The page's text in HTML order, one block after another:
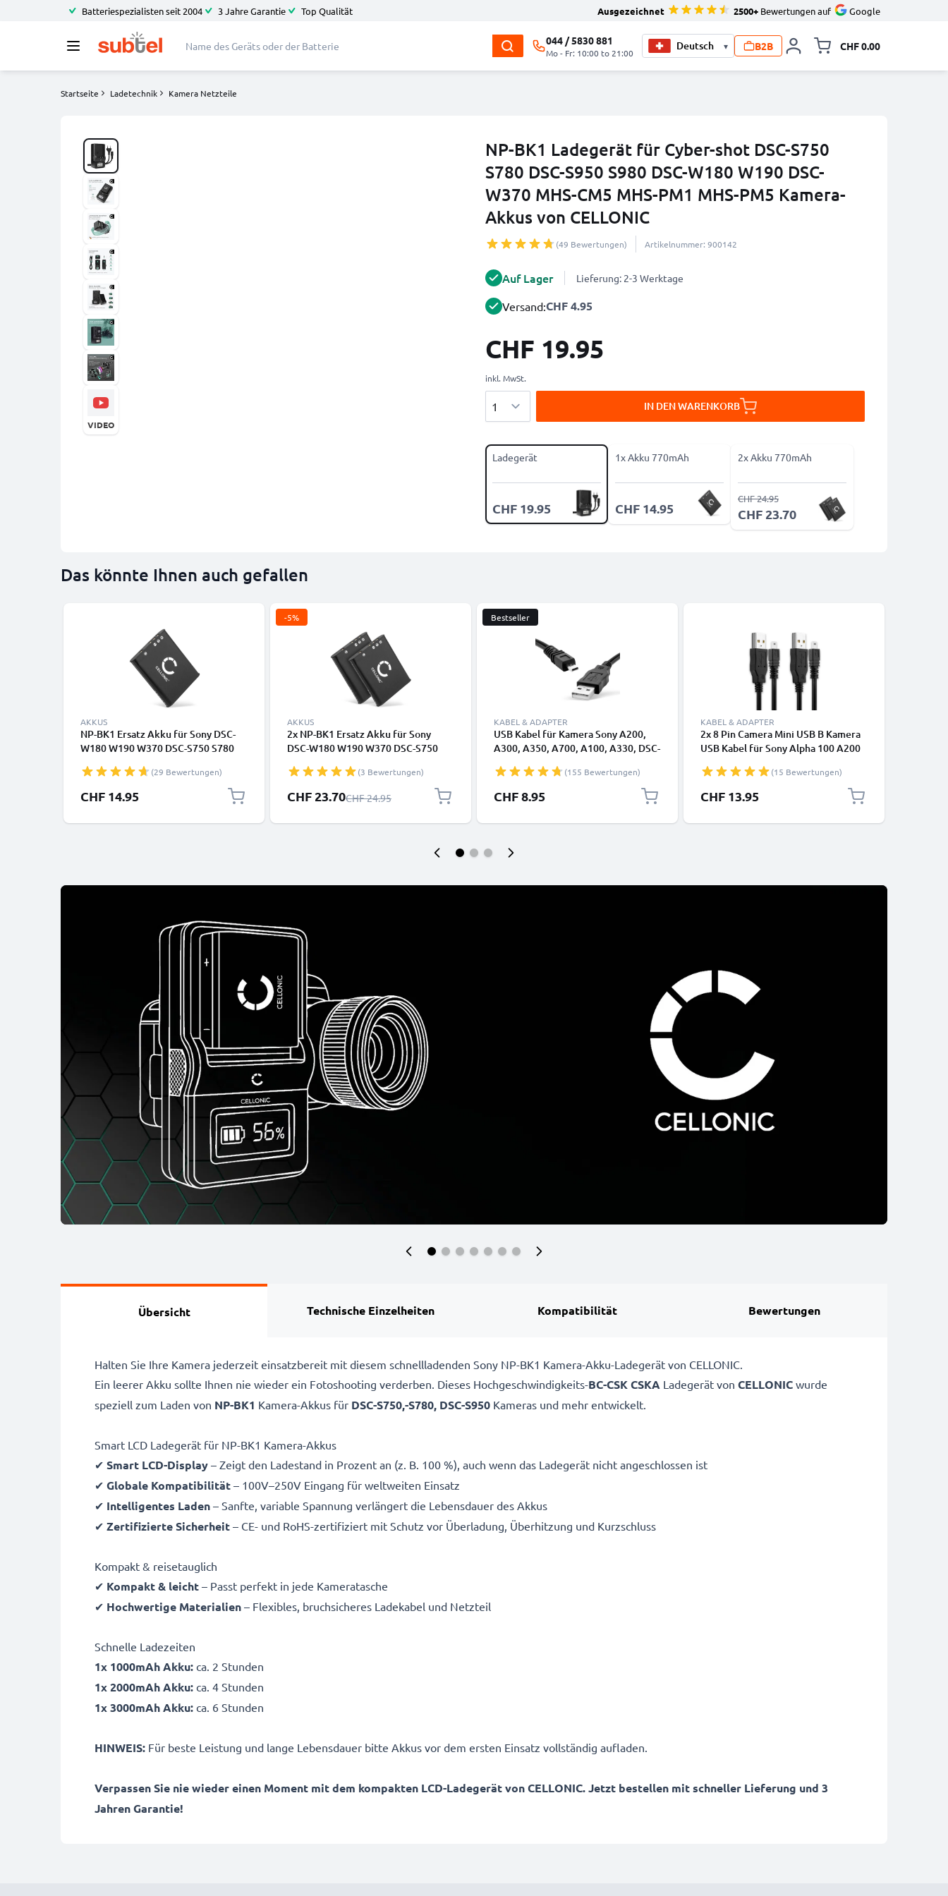
Batteriespezialisten seit 2004 3 Jahre Garantie Top Qualität Ausgezeichnet 2500+ Bewertungen auf Google
044 / 5830 881
Mo - Fr: 10:00 to 21:00
▾ B2B CHF 0.00
Startseite Ladetechnik Kamera Netzteile
NP-BK1 Ladegerät für Cyber-shot DSC-S750
S780 DSC-S950 S980 DSC-W180 W190 DSC-
W370 MHS-CM5 MHS-PM1 MHS-PM5 Kamera-
Akkus von CELLONIC
(49 Bewertungen) Artikelnummer: 900142
VIDEO
Auf Lager Lieferung: 2-3 Werktage
Versand:CHF 4.95
CHF 19.95
inkl. MwSt.
IN DEN WARENKORB
Ladegerät
CHF 19.95
1x Akku 770mAh
CHF 14.95
2x Akku 770mAh
CHF 23.70
CHF 24.95
Das könnte Ihnen auch gefallen
AKKUS
NP-BK1 Ersatz Akku für Sony DSC-
W180 W190 W370 DSC-S750 S780
Webbie - Kamera Ersatzakku -
Kameraakku 770mAh, Batterie
(29 Bewertungen)
CHF 14.95
-5%
AKKUS
2x NP-BK1 Ersatz Akku für Sony
DSC-W180 W190 W370 DSC-S750
PM1 Webbie - Kamera Ersatzakku -
Kameraakku 770mAh, Batterie
(3 Bewertungen)
Sonderpreis
CHF 23.70Regulärer Preis
CHF 24.95
Bestseller
KABEL & ADAPTER
USB Kabel für Kamera Sony A200,
A300, A350, A700, A100, A330, DSC-
2.0, 1,5 m schwarzes PVC Daten- und
Ladekabel von CELLONIC
(155 Bewertungen)
CHF 8.95
KABEL & ADAPTER
2x 8 Pin Camera Mini USB B Kamera
USB Kabel für Sony Alpha 100 A200
DSC-H300 DSC-H400 Video-/
Fotokameras - Datenkabel 2.0, PVC
Ladekabel
(15 Bewertungen)
CHF 13.95
Übersicht Technische Einzelheiten Kompatibilität Bewertungen
Halten Sie Ihre Kamera jederzeit einsatzbereit mit diesem schnellladenden Sony NP-BK1 Kamera-Akku-Ladegerät von CELLONIC.
Ein leerer Akku sollte Ihnen nie wieder ein Fotoshooting verderben. Dieses Hochgeschwindigkeits-BC-CSK CSKA Ladegerät von CELLONIC wurde
speziell zum Laden von NP-BK1 Kamera-Akkus für DSC-S750,-S780, DSC-S950 Kameras und mehr entwickelt.
Smart LCD Ladegerät für NP-BK1 Kamera-Akkus
✔ Smart LCD-Display – Zeigt den Ladestand in Prozent an (z. B. 100 %), auch wenn das Ladegerät nicht angeschlossen ist
✔ Globale Kompatibilität – 100V–250V Eingang für weltweiten Einsatz
✔ Intelligentes Laden – Sanfte, variable Spannung verlängert die Lebensdauer des Akkus
✔ Zertifizierte Sicherheit – CE- und RoHS-zertifiziert mit Schutz vor Überladung, Überhitzung und Kurzschluss
Kompakt & reisetauglich
✔ Kompakt & leicht – Passt perfekt in jede Kameratasche
✔ Hochwertige Materialien – Flexibles, bruchsicheres Ladekabel und Netzteil
Schnelle Ladezeiten
1x 1000mAh Akku: ca. 2 Stunden
1x 2000mAh Akku: ca. 4 Stunden
1x 3000mAh Akku: ca. 6 Stunden
HINWEIS: Für beste Leistung und lange Lebensdauer bitte Akkus vor dem ersten Einsatz vollständig aufladen.
Verpassen Sie nie wieder einen Moment mit dem kompakten LCD-Ladegerät von CELLONIC. Jetzt bestellen mit schneller Lieferung und 3
Jahren Garantie!